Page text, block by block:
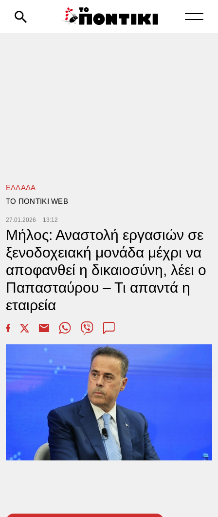
ΕΛΛΑΔΑ
TΟ ΠΟΝΤΙΚΙ WEB
27.01.2026 13:12
Μήλος: Αναστολή εργασιών σε
ξενοδοχειακή μονάδα μέχρι να
αποφανθεί η δικαιοσύνη, λέει ο
Παπασταύρου – Τι απαντά η
εταιρεία